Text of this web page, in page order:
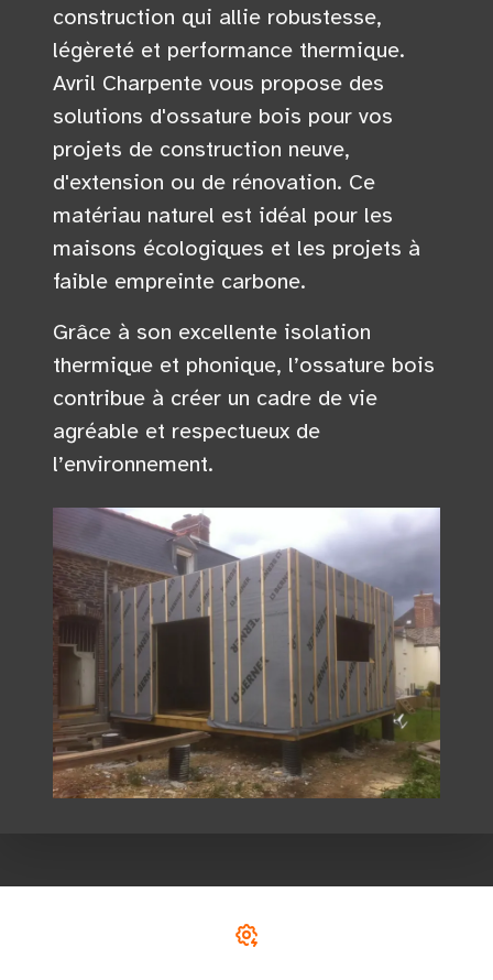
construction qui allie robustesse,
légèreté et performance thermique.
Avril Charpente vous propose des
solutions d'ossature bois pour vos
projets de construction neuve,
d'extension ou de rénovation. Ce
matériau naturel est idéal pour les
maisons écologiques et les projets à
faible empreinte carbone.
Grâce à son excellente isolation
thermique et phonique, l’ossature bois
contribue à créer un cadre de vie
agréable et respectueux de
l’environnement.